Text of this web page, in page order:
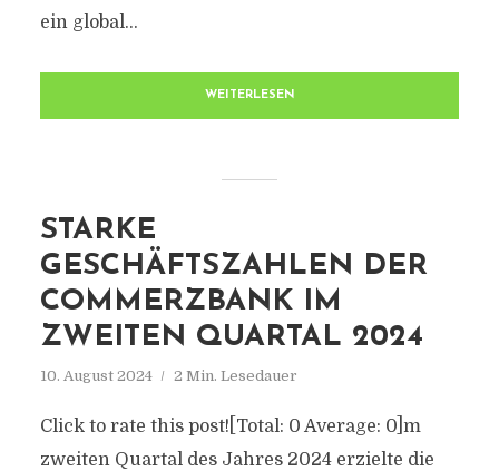
ein global...
WEITERLESEN
STARKE
GESCHÄFTSZAHLEN DER
COMMERZBANK IM
ZWEITEN QUARTAL 2024
10. August 2024 2 Min. Lesedauer
Click to rate this post![Total: 0 Average: 0]m
zweiten Quartal des Jahres 2024 erzielte die